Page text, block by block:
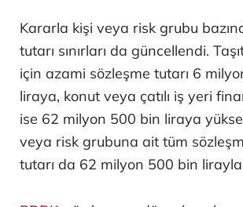
Kararla kişi veya risk grubu
tutarı sınırları da güncellendi.
için azami sözleşme tutarı 6
liraya, konut veya çatılı iş yeri
ise 62 milyon 500 bin liraya
veya risk grubuna ait tüm
tutarı da 62 milyon 500 bin lirayla